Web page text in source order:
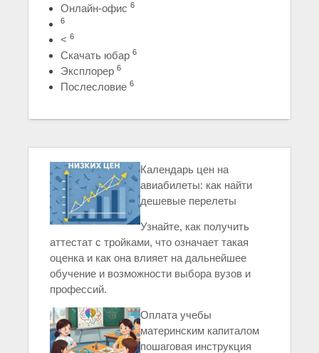
Онлайн-офис 6
6
< 6
Скачать юбар 6
Эксплорер 6
Послесловие 6
Календарь цен на
авиабилеты: как найти
дешевые перелеты
Узнайте, как получить
аттестат с тройками, что означает такая
оценка и как она влияет на дальнейшее
обучение и возможности выбора вузов и
профессий.
Оплата учебы
материнским капиталом
пошаговая инструкция